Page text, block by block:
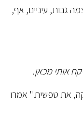
גבות, עיניים, אף,
אותי מכאן.
את טפשית." אמרו